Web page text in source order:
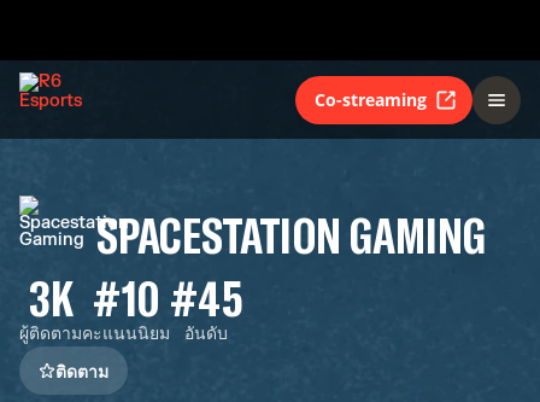
Co-streaming
SPACESTATION GAMING
3K
ผู้ติดตาม
#10
คะแนนนิยม
#45
อันดับ
ติดตาม